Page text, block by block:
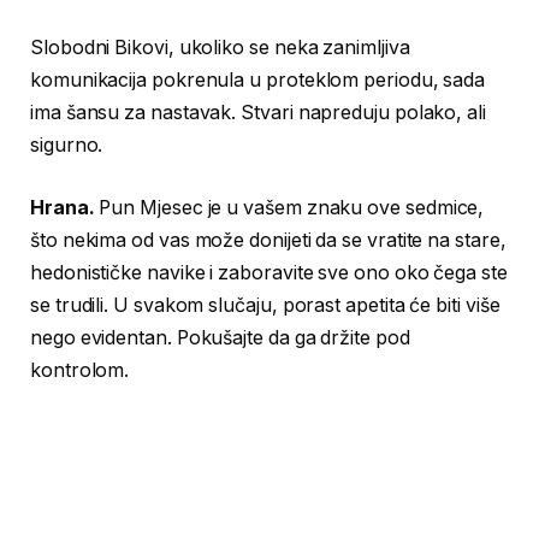
Slobodni Bikovi, ukoliko se neka zanimljiva
komunikacija pokrenula u proteklom periodu, sada
ima šansu za nastavak. Stvari napreduju polako, ali
sigurno.
Hrana. Pun Mjesec je u vašem znaku ove sedmice,
što nekima od vas može donijeti da se vratite na stare,
hedonističke navike i zaboravite sve ono oko čega ste
se trudili. U svakom slučaju, porast apetita će biti više
nego evidentan. Pokušajte da ga držite pod
kontrolom.